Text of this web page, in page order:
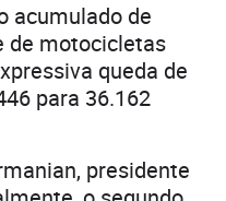
acumulado de
de motocicletas
queda de
para 36.162
presidente